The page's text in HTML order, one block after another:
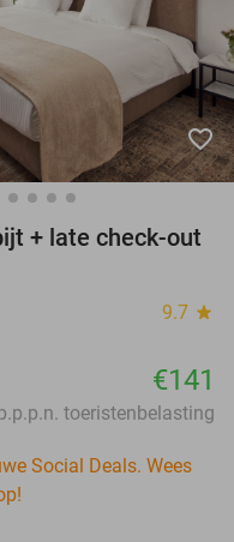
favorite_border
+ late check-out
9.7 star
€141
toeristenbelasting
Social Deals. Wees